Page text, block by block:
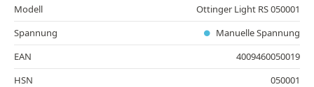
Modell
Ottinger Light RS 050001
Spannung
Manuelle Spannung
EAN
4009460050019
HSN
050001